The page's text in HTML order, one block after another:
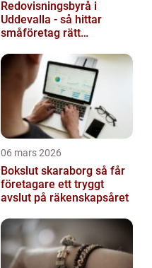
Redovisningsbyrå i
Uddevalla - så hittar
småföretag rätt
06 mars 2026
Bokslut skaraborg så får
företagare ett tryggt
avslut på räkenskapsåret